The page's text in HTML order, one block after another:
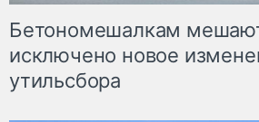
Бетономешалкам
исключено новое
утильсбора